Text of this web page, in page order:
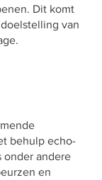
Dit komt
van
behulp echo-
onder andere
en